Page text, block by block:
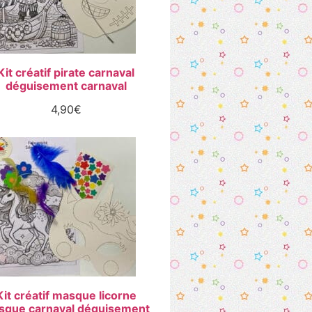
créatif pirate carnaval
déguisement carnaval
4,90€
créatif masque licorne
carnaval déguisement